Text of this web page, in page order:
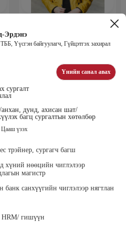
Эрдэнэ
Үүсгэн байгуулагч, Гүйцэтгэх захирал
Үнийн санал авах
сургалт
дунд, ахисан шат/
багц сургалтын хөтөлбөр
Цааш үзэх
трэйнер, сургагч багш
нөөцийн чиглэлээр
магистр
санхүүгийн чиглэлээр нягтлан
гишүүн